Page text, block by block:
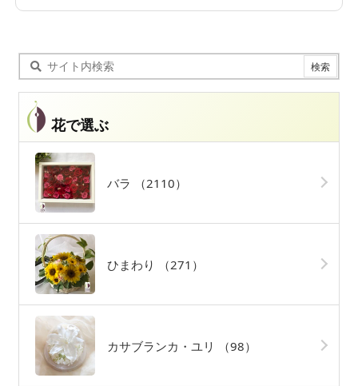
花で選ぶ
バラ （2110）
ひまわり （271）
カサブランカ・ユリ （98）